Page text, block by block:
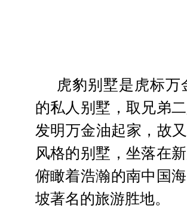
虎豹别墅是虎标
的私人别墅，取兄弟
发明万金油起家，故
风格的别墅，坐落在
俯瞰着浩瀚的南中国
坡著名的旅游胜地。